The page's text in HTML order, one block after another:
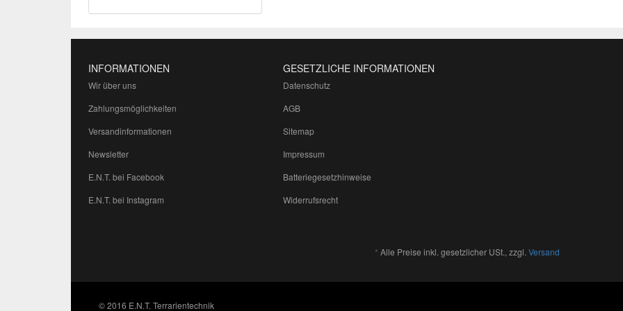
INFORMATIONEN
Wir über uns
Zahlungsmöglichkeiten
Versandinformationen
Newsletter
E.N.T. bei Facebook
E.N.T. bei Instagram
GESETZLICHE INFORMATIONEN
Datenschutz
AGB
Sitemap
Impressum
Batteriegesetzhinweise
Widerrufsrecht
* Alle Preise inkl. gesetzlicher USt., zzgl. Versand
© 2016 E.N.T. Terrarientechnik